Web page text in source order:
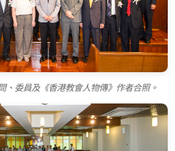
、委員及《香港教會人物傳》作者合照。